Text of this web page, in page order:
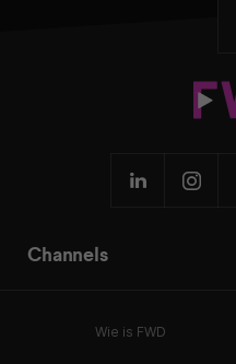
Channels
Wie is FWD